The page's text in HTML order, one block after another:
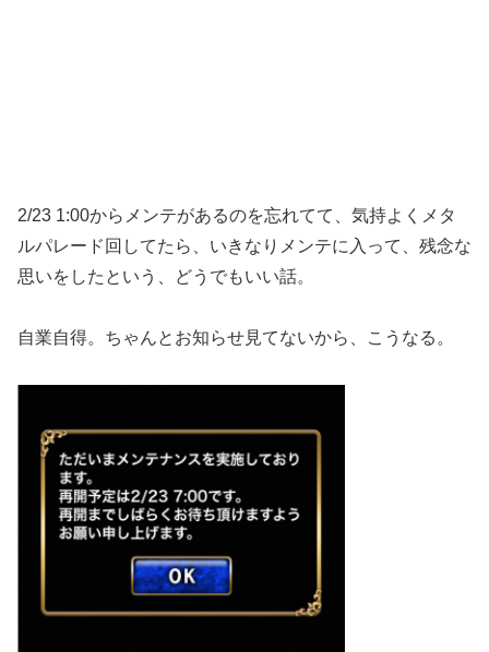
2/23 1:00からメンテがあるのを忘れてて、気持よくメタ
ルパレード回してたら、いきなりメンテに入って、残念な
思いをしたという、どうでもいい話。
自業自得。ちゃんとお知らせ見てないから、こうなる。